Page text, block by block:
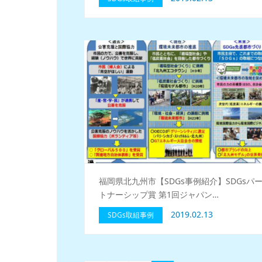
福岡県北九州市【SDGs事例紹介】SDGsパー
トナーシップ賞 第1回ジャパン…
SDGs取組事例 2019.02.13